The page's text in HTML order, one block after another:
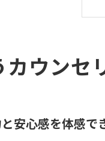
カウンセ
安心感を体感で